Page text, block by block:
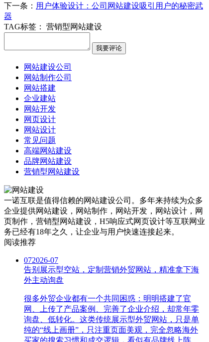
下一条： 用户体验设计：公司网站建设吸引用户的秘密武
器
TAG标签：
营销型网站建设
网站建设公司
网站制作公司
网站搭建
企业建站
网站开发
网页设计
网站设计
常见问题
高端网站建设
品牌网站建设
营销型网站建设
一诺互联是值得信赖的网站建设公司。多年来持续为众多
企业提供网站建设，网站制作，网站开发，网站设计，网
页制作，营销型网站建设，H5响应式网页设计等互联网业
务已经有18年之久，让企业与用户快速连接起来。
阅读推荐
072026-07
告别展示型空站，定制营销外贸网站，精准拿下海
外主动询盘
很多外贸企业都有一个共同困惑：明明搭建了官
网、上传了产品案例、完善了企业介绍，却常年零
询盘、低转化。这类传统展示型外贸网站，只是单
纯的“线上画册”，只注重页面美观，完全忽略海外